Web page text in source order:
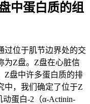
中蛋白质的组
过位于肌节边界处的交
为Z盘。Z盘在心脏信
Z盘中许多蛋白质的排
中，我们确定了位于Z
蛋白-2（α-Actinin-